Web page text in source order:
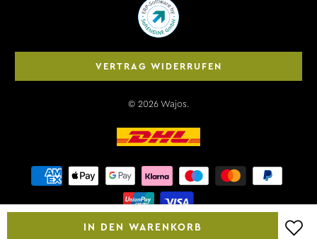
IN DEN WARENKORB
VERTRAG WIDERRUFEN
© 2026 Wajos.